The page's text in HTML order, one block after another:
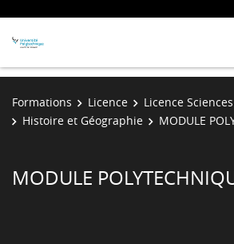
Formations Licence
Licence
Histoire et Géographie
MODULE
MODULE